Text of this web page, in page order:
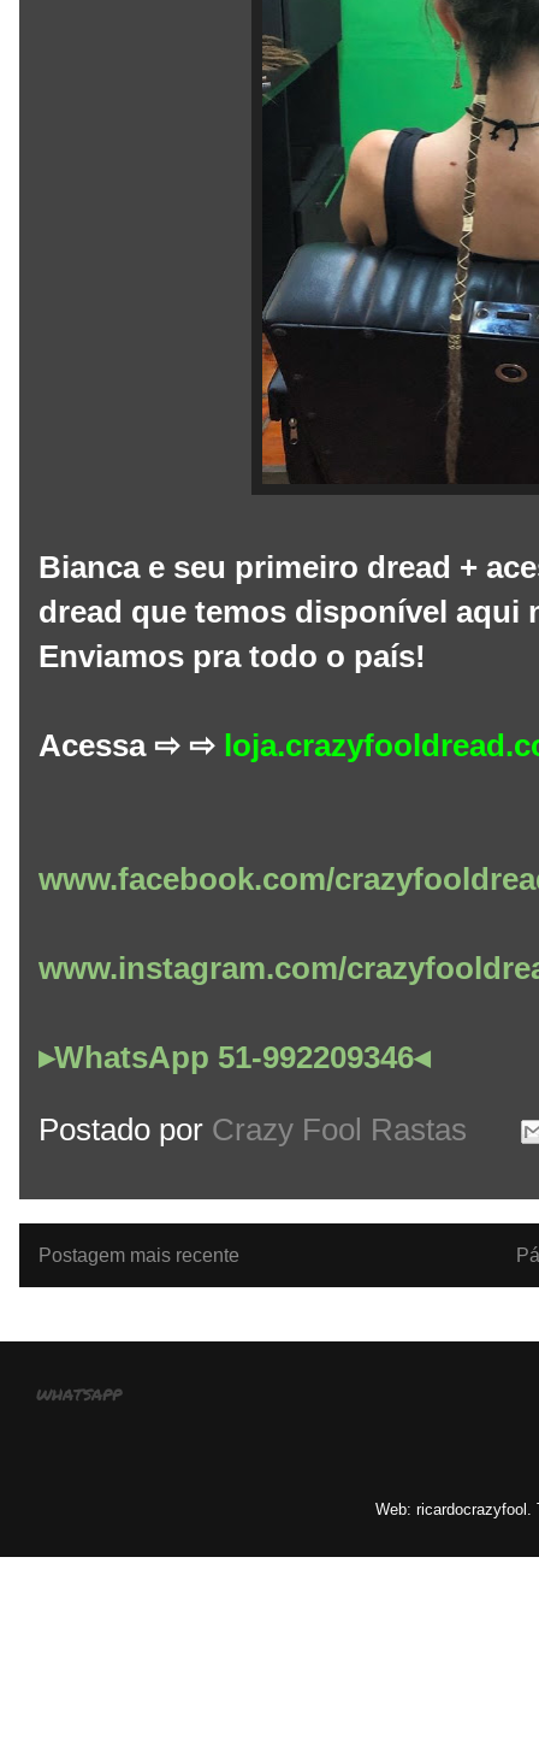
Bianca e seu primeiro dread +
dread que temos disponível aqui
Enviamos pra todo o país!
Acessa ⇨ ⇨
www.facebook.com/
www.instagram.com/
▸WhatsApp 51-992209346◂
Postado por Crazy Fool Rastas
Postagem mais recente
whatsapp
Web: